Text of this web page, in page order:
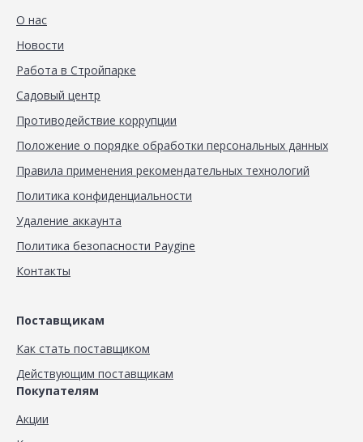
О нас
Новости
Работа в Стройпарке
Садовый центр
Противодействие коррупции
Положение о порядке обработки персональных данных
Правила применения рекомендательных технологий
Политика конфиденциальности
Удаление аккаунта
Политика безопасности Paygine
Контакты
Поставщикам
Как стать поставщиком
Действующим поставщикам
Покупателям
Акции